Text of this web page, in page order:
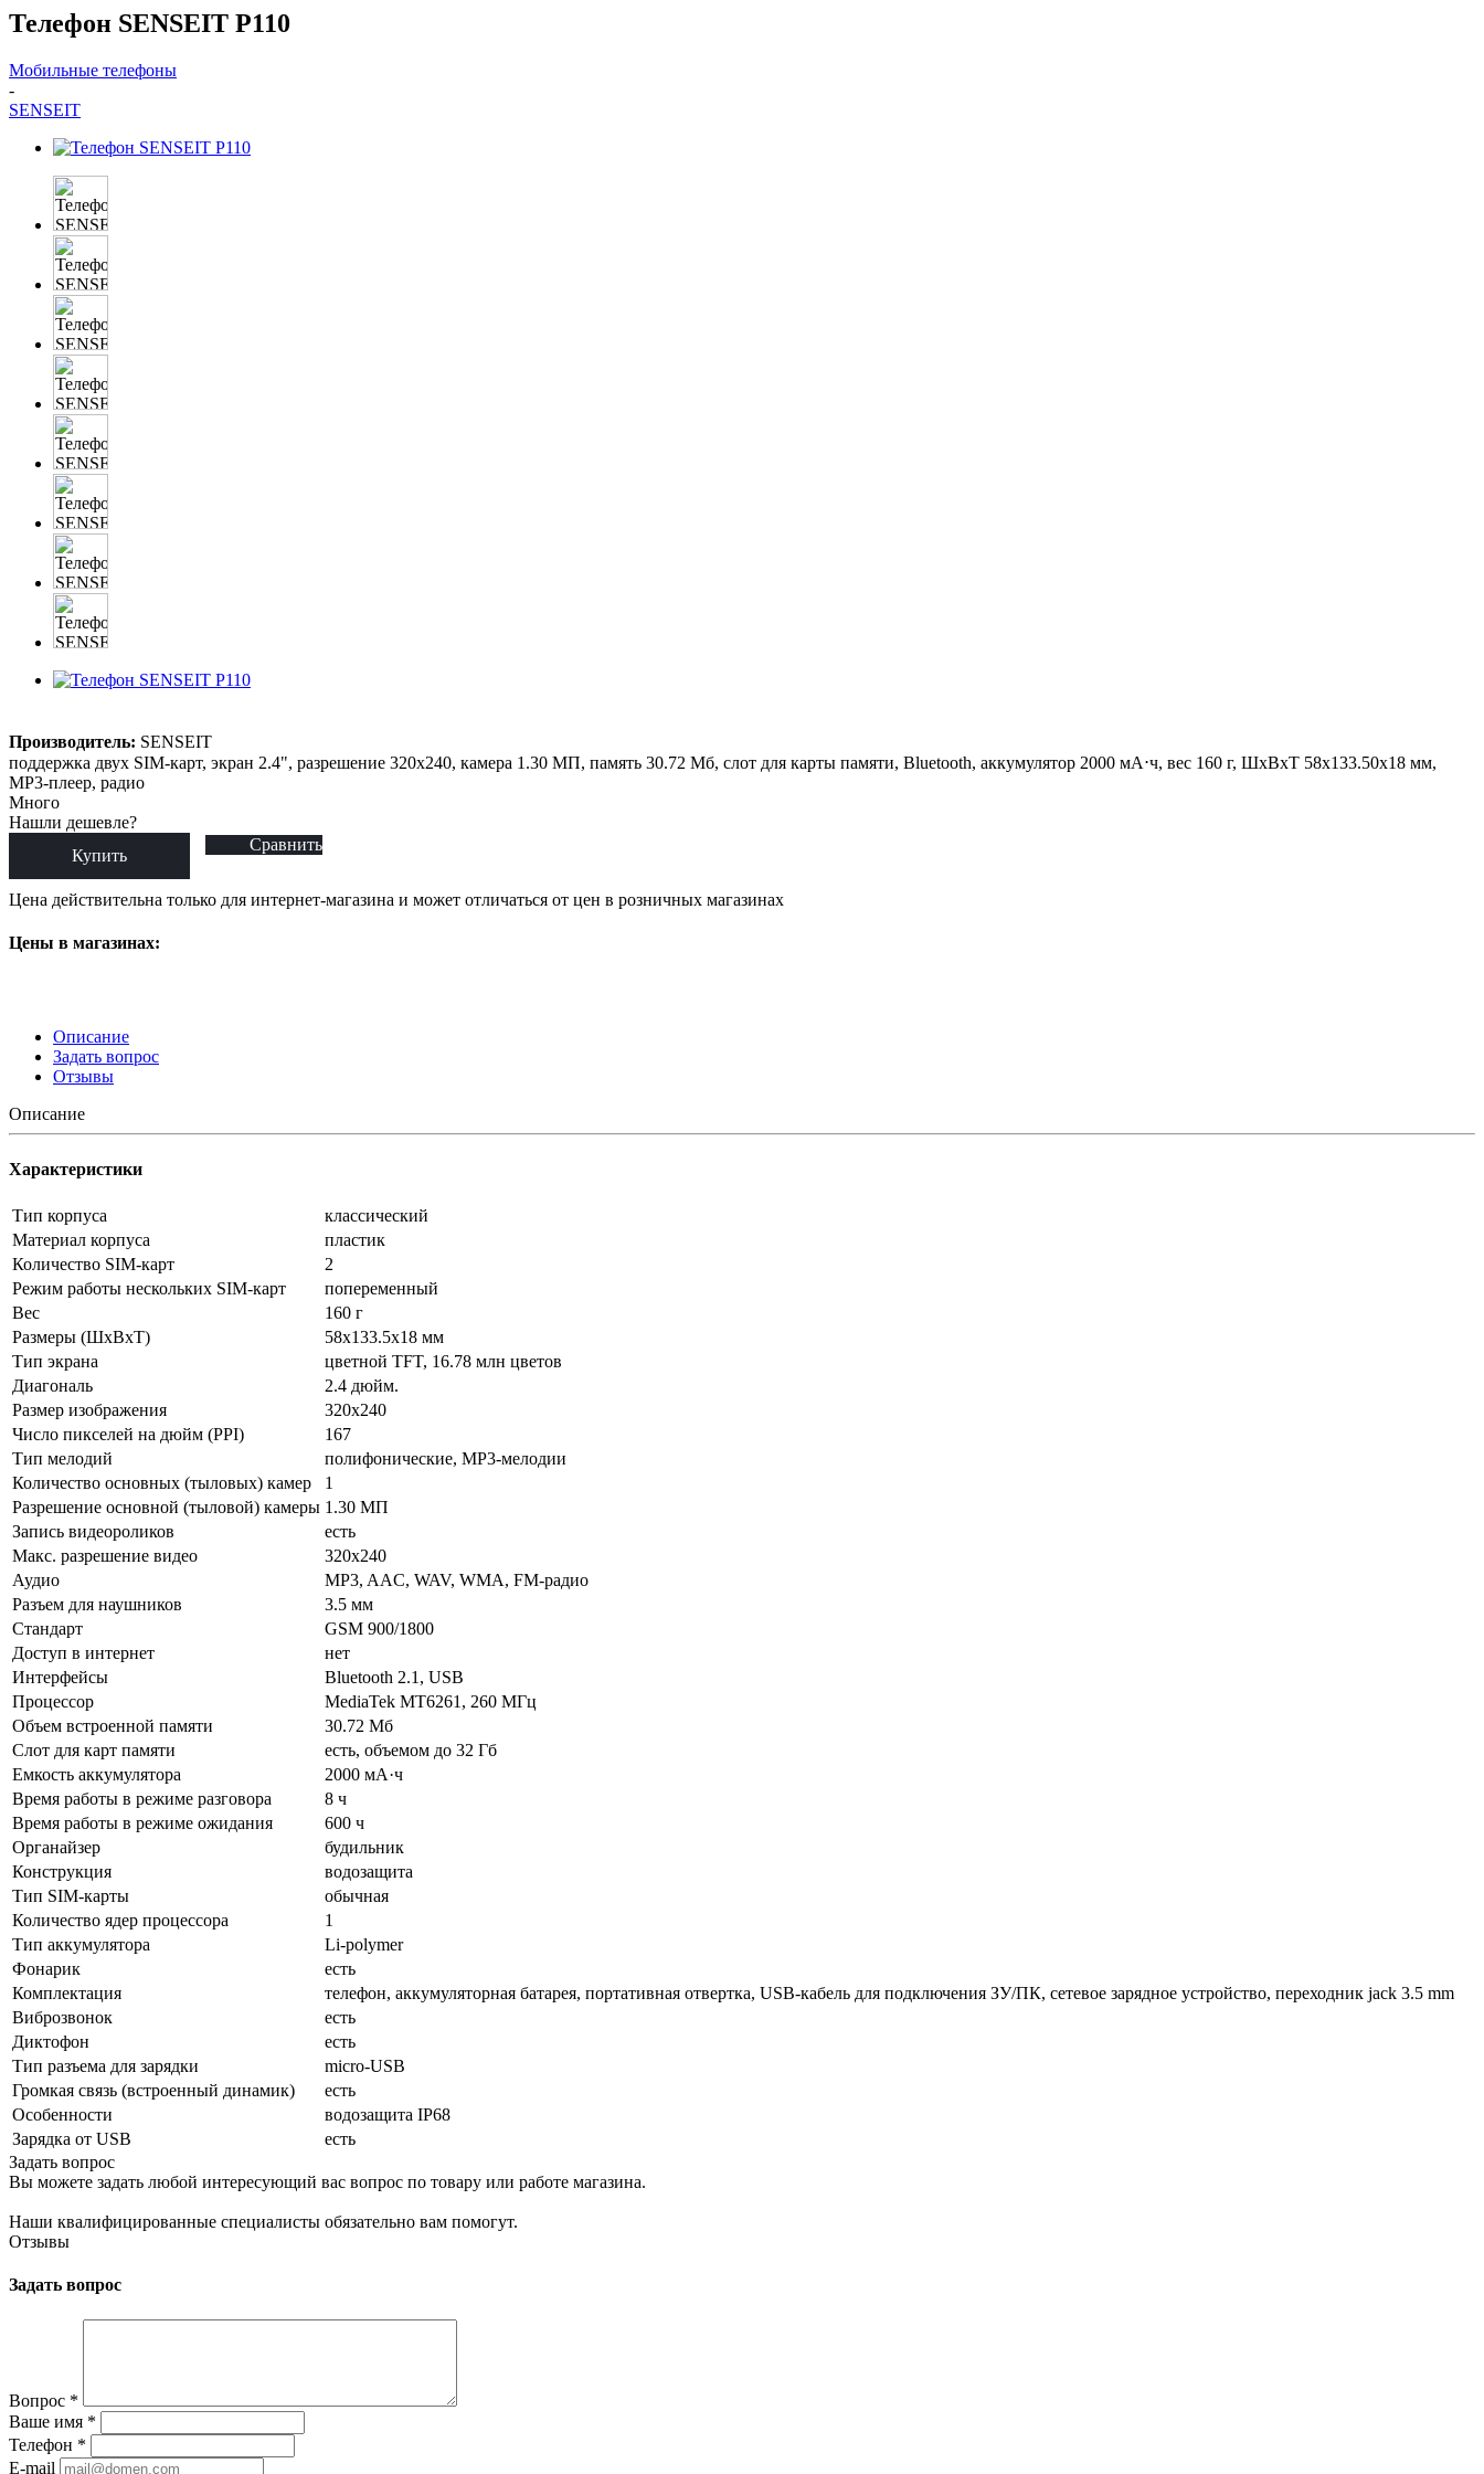
Телефон SENSEIT P110
Мобильные телефоны
-
SENSEIT
Производитель: SENSEIT
поддержка двух SIM-карт, экран 2.4", разрешение 320x240, камера 1.30 МП, память 30.72 Мб, слот для карты памяти, Bluetooth, аккумулятор 2000 мА⋅ч, вес 160 г, ШxВxТ 58x133.50x18 мм,
MP3-плеер, радио
Много
Нашли дешевле?
Купить
Сравнить
Цена действительна только для интернет-магазина и может отличаться от цен в розничных магазинах
Цены в магазинах:
Описание
Задать вопрос
Отзывы
Описание
Характеристики
Тип корпуса
классический
Материал корпуса
пластик
Количество SIM-карт
2
Режим работы нескольких SIM-карт
попеременный
Вес
160 г
Размеры (ШxВxТ)
58x133.5x18 мм
Тип экрана
цветной TFT, 16.78 млн цветов
Диагональ
2.4 дюйм.
Размер изображения
320x240
Число пикселей на дюйм (PPI)
167
Тип мелодий
полифонические, MP3-мелодии
Количество основных (тыловых) камер
1
Разрешение основной (тыловой) камеры 1.30 МП
Запись видеороликов
есть
Макс. разрешение видео
320x240
Аудио
MP3, AAC, WAV, WMA, FM-радио
Разъем для наушников
3.5 мм
Стандарт
GSM 900/1800
Доступ в интернет
нет
Интерфейсы
Bluetooth 2.1, USB
Процессор
MediaTek MT6261, 260 МГц
Объем встроенной памяти
30.72 Мб
Слот для карт памяти
есть, объемом до 32 Гб
Емкость аккумулятора
2000 мА·ч
Время работы в режиме разговора
8 ч
Время работы в режиме ожидания
600 ч
Органайзер
будильник
Конструкция
водозащита
Тип SIM-карты
обычная
Количество ядер процессора
1
Тип аккумулятора
Li-polymer
Фонарик
есть
Комплектация
телефон, аккумуляторная батарея, портативная отвертка, USB-кабель для подключения ЗУ/ПК, сетевое зарядное устройство, переходник jack 3.5 mm
Виброзвонок
есть
Диктофон
есть
Тип разъема для зарядки
micro-USB
Громкая связь (встроенный динамик)
есть
Особенности
водозащита IP68
Зарядка от USB
есть
Задать вопрос
Вы можете задать любой интересующий вас вопрос по товару или работе магазина.
Наши квалифицированные специалисты обязательно вам помогут.
Отзывы
Задать вопрос
Вопрос *
Ваше имя *
Телефон *
E-mail